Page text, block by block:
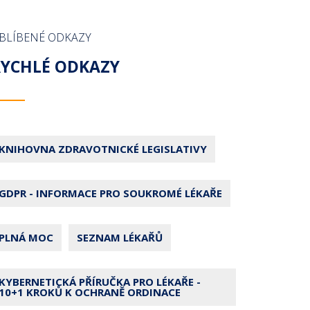
ODKAZY
ODKAZY
ZDRAVOTNICKÉ LEGISLATIVY
- INFORMACE PRO SOUKROMÉ LÉKAŘE
MOC SEZNAM LÉKAŘŮ
PŘÍRUČKA PRO LÉKAŘE -
KROKŮ K OCHRANĚ ORDINACE